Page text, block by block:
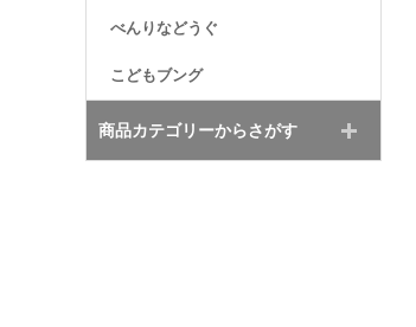
べんりなどうぐ
こどもブング
商品カテゴリーからさがす